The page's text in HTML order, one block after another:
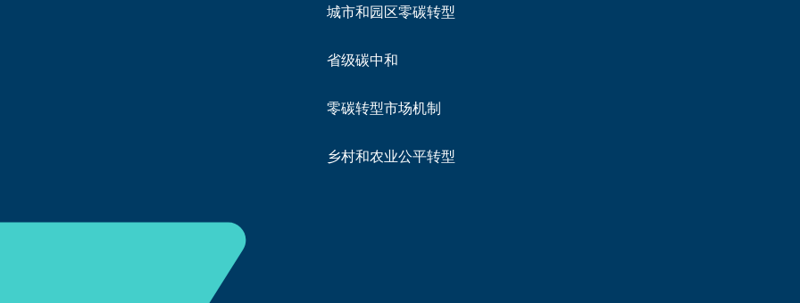
城市和园区零碳转型
省级碳中和
零碳转型市场机制
乡村和农业公平转型